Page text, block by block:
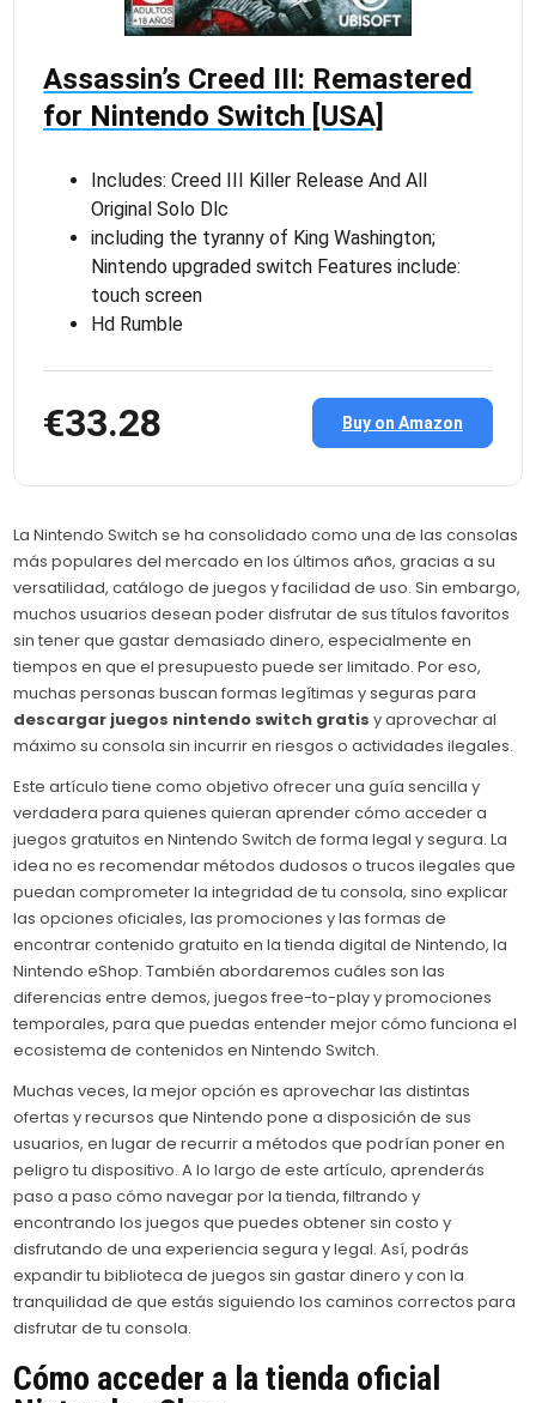
Assassin’s Creed III: Remastered
for Nintendo Switch [USA]
Includes: Creed III Killer Release And All
Original Solo Dlc
including the tyranny of King Washington;
Nintendo upgraded switch Features include:
touch screen
Hd Rumble
€33.28 Buy on Amazon
La Nintendo Switch se ha consolidado como una de las consolas
más populares del mercado en los últimos años, gracias a su
versatilidad, catálogo de juegos y facilidad de uso. Sin embargo,
muchos usuarios desean poder disfrutar de sus títulos favoritos
sin tener que gastar demasiado dinero, especialmente en
tiempos en que el presupuesto puede ser limitado. Por eso,
muchas personas buscan formas legítimas y seguras para
descargar juegos nintendo switch gratis y aprovechar al
máximo su consola sin incurrir en riesgos o actividades ilegales.
Este artículo tiene como objetivo ofrecer una guía sencilla y
verdadera para quienes quieran aprender cómo acceder a
juegos gratuitos en Nintendo Switch de forma legal y segura. La
idea no es recomendar métodos dudosos o trucos ilegales que
puedan comprometer la integridad de tu consola, sino explicar
las opciones oficiales, las promociones y las formas de
encontrar contenido gratuito en la tienda digital de Nintendo, la
Nintendo eShop. También abordaremos cuáles son las
diferencias entre demos, juegos free-to-play y promociones
temporales, para que puedas entender mejor cómo funciona el
ecosistema de contenidos en Nintendo Switch.
Muchas veces, la mejor opción es aprovechar las distintas
ofertas y recursos que Nintendo pone a disposición de sus
usuarios, en lugar de recurrir a métodos que podrían poner en
peligro tu dispositivo. A lo largo de este artículo, aprenderás
paso a paso cómo navegar por la tienda, filtrando y
encontrando los juegos que puedes obtener sin costo y
disfrutando de una experiencia segura y legal. Así, podrás
expandir tu biblioteca de juegos sin gastar dinero y con la
tranquilidad de que estás siguiendo los caminos correctos para
disfrutar de tu consola.
Cómo acceder a la tienda oficial